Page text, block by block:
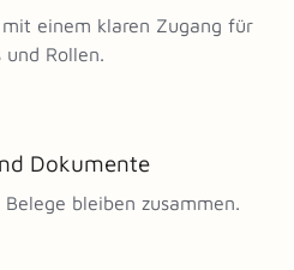
einem klaren Zugang für
und Rollen.
Dokumente
bleiben zusammen.